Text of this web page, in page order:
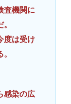
査機関に
度は受け
。
感染の広